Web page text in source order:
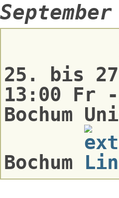
25. bis
13:00 Fr
Bochum
Bochum